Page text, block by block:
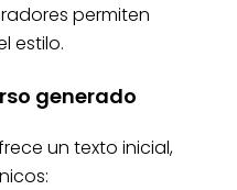
permiten
estilo.
generado
un texto inicial,